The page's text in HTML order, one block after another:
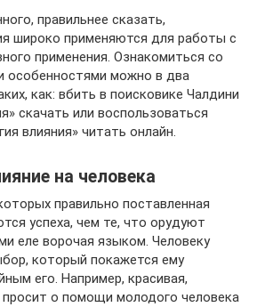
правильнее сказать,
широко применяются для работы с
применения. Ознакомиться со
особенностями можно в два
как: вбить в поисковике Чалдини
скачать или воспользоваться
влияния» читать онлайн.
на человека
правильно поставленная
успеха, чем те, что орудуют
еле ворочая языком. Человеку
который покажется ему
его. Например, красивая,
о помощи молодого человека